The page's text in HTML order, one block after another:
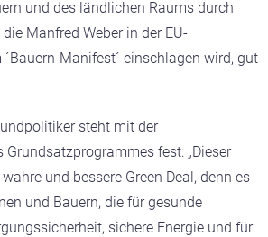
und des ländlichen Raums durch
Manfred Weber in der EU-
Manifest´ einschlagen wird, gut
steht mit der
fest: „Dieser
und bessere Green Deal, denn es
und Bauern, die für gesunde
sichere Energie und für